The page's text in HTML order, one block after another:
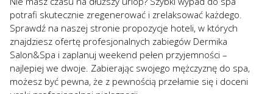
potrafi skutecznie zregenerować i zrelaksować każdego.
Sprawdź na naszej stronie propozycje hoteli, w których
znajdziesz ofertę profesjonalnych zabiegów Dermika
Salon&Spa i zaplanuj weekend pełen przyjemności –
najlepiej we dwoje. Zabierając swojego mężczyznę do spa,
możesz być pewna, że z pewnością przełamie się i doceni